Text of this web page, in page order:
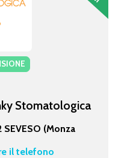
Stomatologica
SEVESO (Monza
il telefono